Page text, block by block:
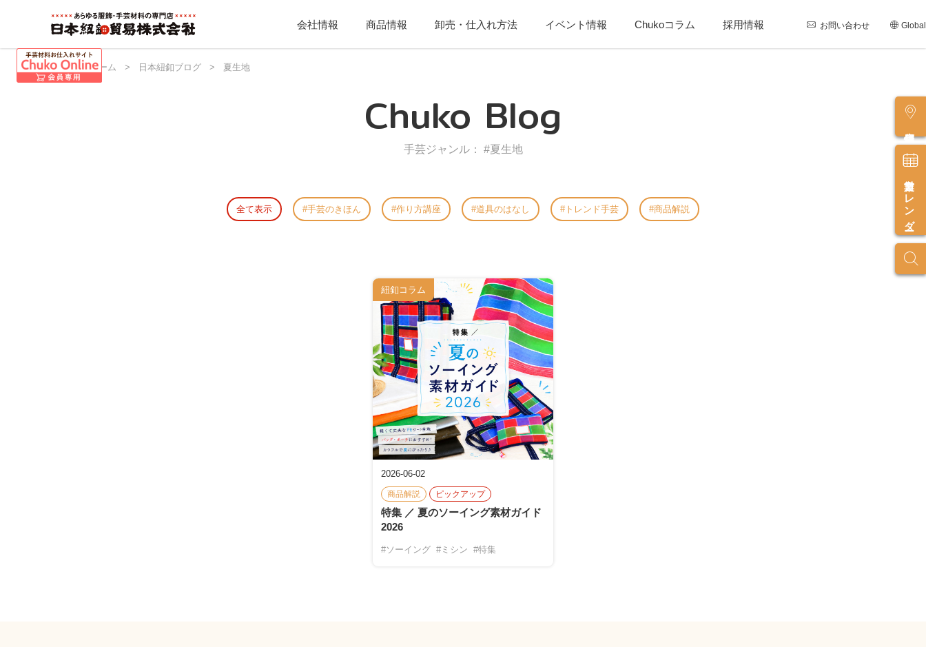
会社情報 商品情報 卸売・仕入れ方法 イベント情報 Chukoコラム 採用情報 お問い合わせ Global
営業カレンダー
日本紐釦 ホーム > 日本紐釦ブログ > 夏生地
Chuko Blog
手芸ジャンル： #夏生地
全て表示 手芸のきほん 作り方講座 道具のはなし トレンド手芸 商品解説
2026-06-02
商品解説 ピックアップ
特集 ／ 夏のソーイング素材ガイド
2026
#ソーイング #ミシン #特集
紐釦コラム